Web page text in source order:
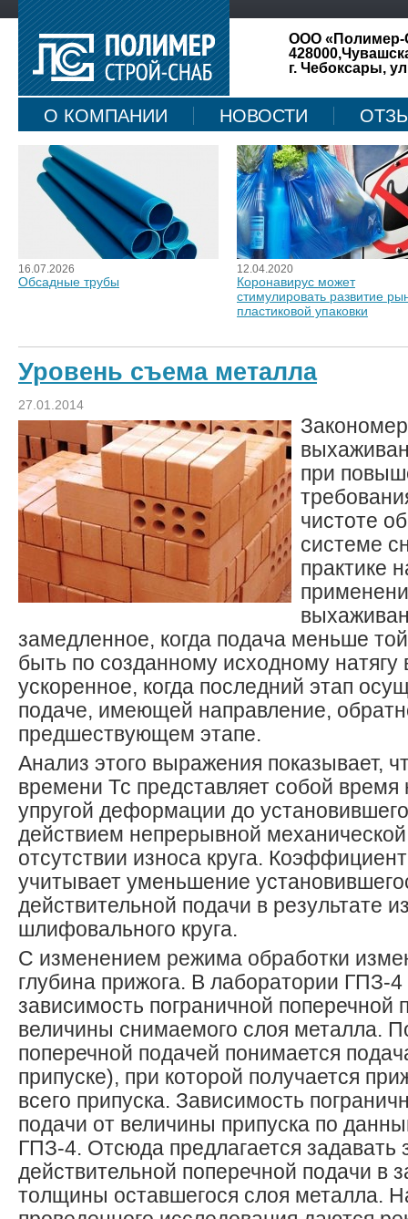
ООО «Полимер-
г. Чебоксары,
О КОМПАНИИ НОВОСТИ
КАРТА САЙТА
16.07.2026
Обсадные трубы
12.04.2020
Коронавирус может
стимулировать развитие
пластиковой упаковки
Уровень съема металла
27.01.2014
при
чистоте
системе
практике
замедленное, когда подача меньше
быть по созданному исходному натягу
ускоренное, когда последний этап
подаче, имеющей направление,
предшествующем этапе.
Анализ этого выражения показывает,
времени Тс представляет собой время
упругой деформации до
действием непрерывной
отсутствии износа круга.
учитывает уменьшение
действительной подачи в результате
шлифовального круга.
С изменением режима обработки
глубина прижога. В лаборатории ГПЗ-4
зависимость пограничной поперечной
величины снимаемого слоя металла.
поперечной подачей понимается
припуске), при которой получается
всего припуска. Зависимость
подачи от величины припуска по
ГПЗ-4. Отсюда предлагается задавать
действительной поперечной подачи в
толщины оставшегося слоя металла.